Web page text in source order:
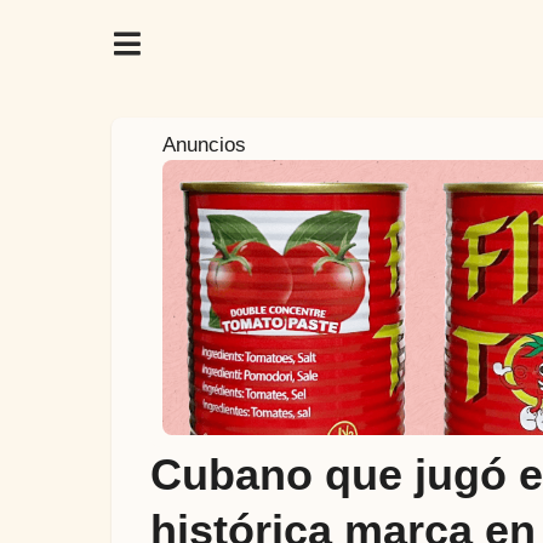
a
ñ
o
Anuncios
Cubano que jugó
histórica marca